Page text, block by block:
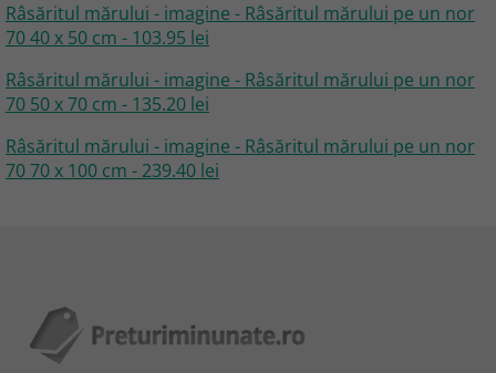
Râsăritul mărului - imagine - Râsăritul mărului pe un nor
70 40 x 50 cm - 103.95 lei
Râsăritul mărului - imagine - Râsăritul mărului pe un nor
70 50 x 70 cm - 135.20 lei
Râsăritul mărului - imagine - Râsăritul mărului pe un nor
70 70 x 100 cm - 239.40 lei